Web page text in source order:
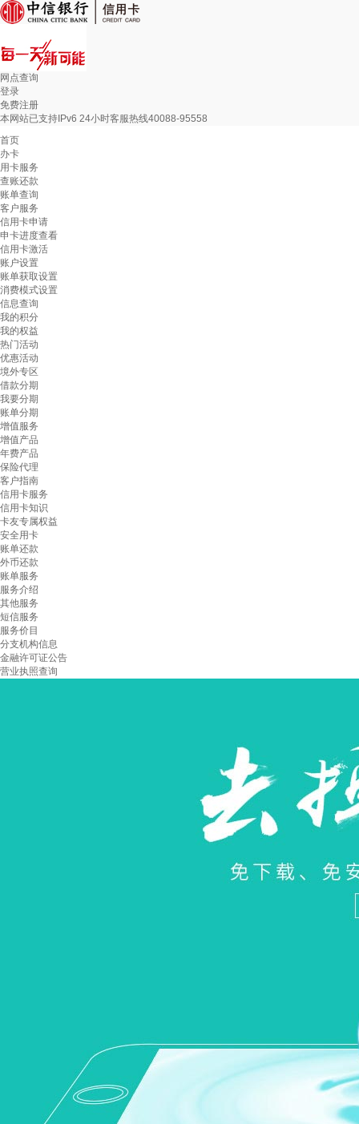
网点查询
登录
免费注册
本网站已支持IPv6 24小时客服热线40088-95558
首页
办卡
用卡服务
查账还款
账单查询
客户服务
信用卡申请
申卡进度查看
信用卡激活
账户设置
账单获取设置
消费模式设置
信息查询
我的积分
我的权益
热门活动
优惠活动
境外专区
借款分期
我要分期
账单分期
增值服务
增值产品
年费产品
保险代理
客户指南
信用卡服务
信用卡知识
卡友专属权益
安全用卡
账单还款
外币还款
账单服务
服务介绍
其他服务
短信服务
服务价目
分支机构信息
金融许可证公告
营业执照查询